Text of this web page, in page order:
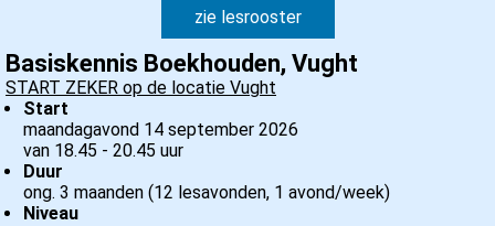
zie lesrooster
Basiskennis Boekhouden, Vught
START ZEKER op de locatie Vught
Start
maandagavond 14 september 2026
van 18.45 - 20.45 uur
Duur
ong. 3 maanden (12 lesavonden, 1 avond/week)
Niveau